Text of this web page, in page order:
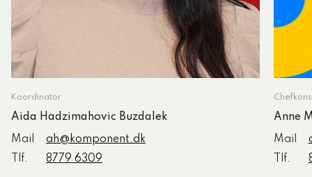
Koordinator
Aida Hadzimahovic Buzdalek
Mail
ah@komponent.dk
Tlf.
8779 6309
Anne
Mail
Tlf.